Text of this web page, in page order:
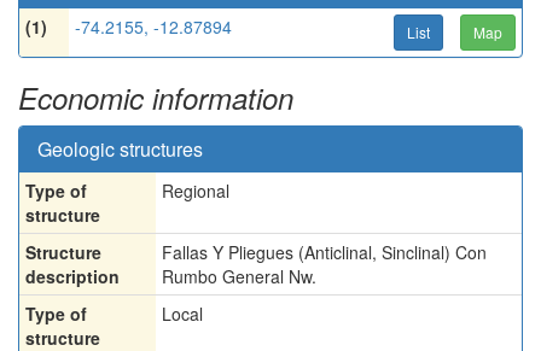
(1) -74.2155, -12.87894 List Map
Economic information
Geologic structures
Type of
structure
Regional
Structure
description
Fallas Y Pliegues (Anticlinal, Sinclinal) Con
Rumbo General Nw.
Type of
structure
Local